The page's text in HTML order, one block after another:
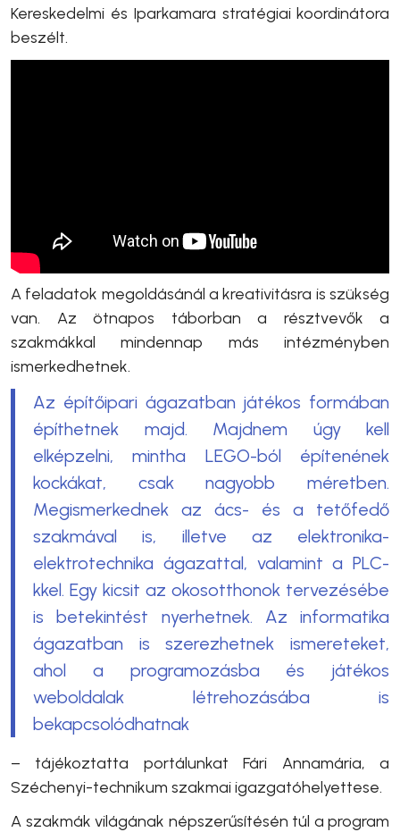
Kereskedelmi és Iparkamara stratégiai koordinátora
beszélt.
A feladatok megoldásánál a kreativitásra is szükség
van. Az ötnapos táborban a résztvevők a
szakmákkal mindennap más intézményben
ismerkedhetnek.
Az építőipari ágazatban játékos formában
építhetnek majd. Majdnem úgy kell
elképzelni, mintha LEGO-ból építenének
kockákat, csak nagyobb méretben.
Megismerkednek az ács- és a tetőfedő
szakmával is, illetve az elektronika-
elektrotechnika ágazattal, valamint a PLC-
kkel. Egy kicsit az okosotthonok tervezésébe
is betekintést nyerhetnek. Az informatika
ágazatban is szerezhetnek ismereteket,
ahol a programozásba és játékos
weboldalak létrehozásába is
bekapcsolódhatnak
– tájékoztatta portálunkatFári Annamária, a
Széchenyi-technikum szakmai igazgatóhelyettese.
A szakmák világának népszerűsítésén túl a program